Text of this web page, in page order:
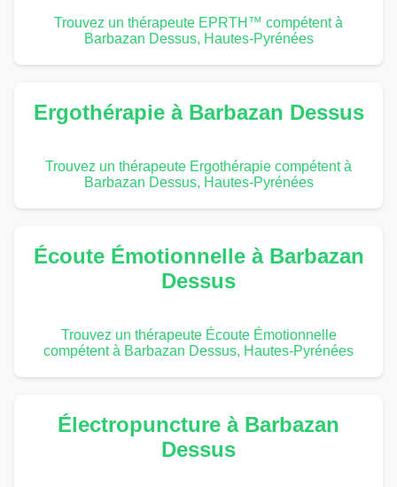
Trouvez un thérapeute EPRTH™ compétent à
Barbazan Dessus, Hautes-Pyrénées
Ergothérapie à Barbazan Dessus
Trouvez un thérapeute Ergothérapie compétent à
Barbazan Dessus, Hautes-Pyrénées
Écoute Émotionnelle à Barbazan
Dessus
Trouvez un thérapeute Écoute Émotionnelle
compétent à Barbazan Dessus, Hautes-Pyrénées
Électropuncture à Barbazan
Dessus